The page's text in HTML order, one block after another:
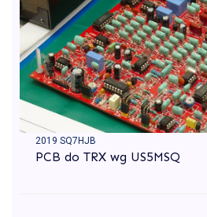
2019 SQ7HJB
PCB do TRX wg US5MSQ